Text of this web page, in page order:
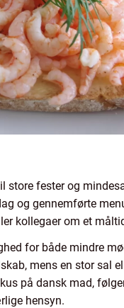
fester og
og gennemførte
kollegaer om et
for både mindre
mens en stor sal
på dansk mad,
hensyn.